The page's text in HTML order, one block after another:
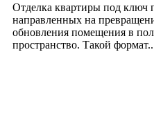
Отделка квартиры под ключ
направленных на
обновления помещения в
пространство. Такой
логотипом: